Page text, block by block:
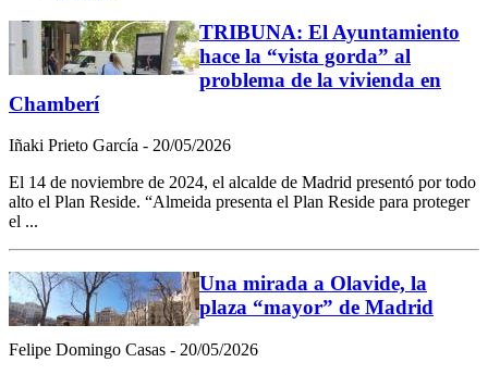
TRIBUNA: El Ayuntamiento
hace la “vista gorda” al
problema de la vivienda en
Chamberí
Iñaki Prieto García - 20/05/2026
El 14 de noviembre de 2024, el alcalde de Madrid presentó por todo
alto el Plan Reside. “Almeida presenta el Plan Reside para proteger
el ...
Una mirada a Olavide, la
plaza “mayor” de Madrid
Felipe Domingo Casas - 20/05/2026